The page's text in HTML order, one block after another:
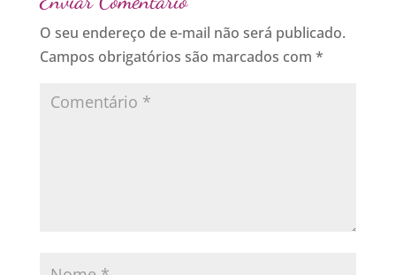
O seu endereço de e-mail não será publicado.
Campos obrigatórios são marcados com *